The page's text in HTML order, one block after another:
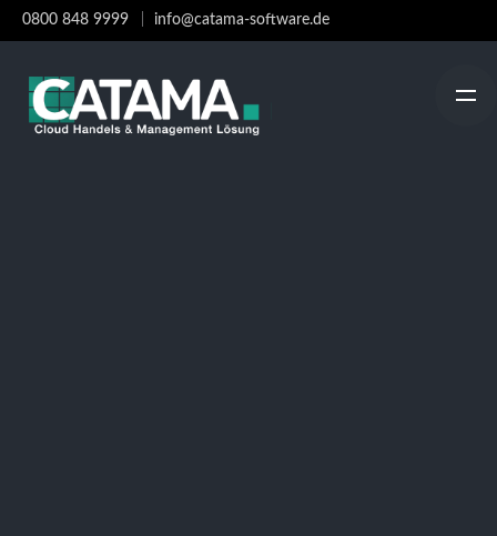
Skip
to
content
0800 848 9999 info@catama-software.de